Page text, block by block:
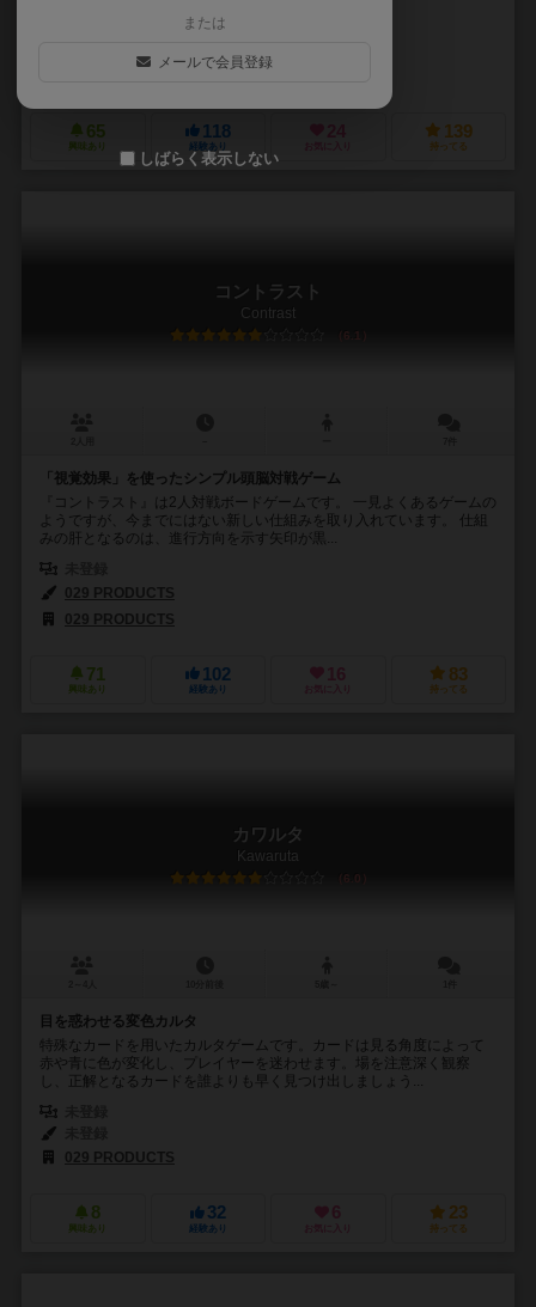
65
興味あり
118
経験あり お気に入り
139
持ってる
コントラスト
Contrast
6.1
「視覚効果」を使ったシンプル頭脳対戦ゲーム
『コントラスト』は2人対戦ボードゲームです。 一見よくあるゲームの
ようですが、今までにはない新しい仕組みを取り入れています。 仕組
みの肝となるのは、進行方向を示す矢印が黒...
029 PRODUCTS
029 PRODUCTS
71
興味あり
102
経験あり
16
お気に入り
83
持ってる
カワルタ
Kawaruta
6.0
目を惑わせる変色カルタ
特殊なカードを用いたカルタゲームです。カードは見る角度によって
赤や青に色が変化し、プレイヤーを迷わせます。場を注意深く観察
し、正解となるカードを誰よりも早く見つけ出しましょう...
029 PRODUCTS
8
興味あり
32
経験あり
6
お気に入り
23
持ってる
または
メールで会員登録
しばらく表示しない